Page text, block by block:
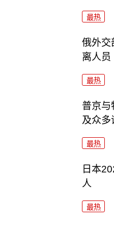
最热
俄外交
离人员
最热
普京与
及众多
最热
日本
人
最热